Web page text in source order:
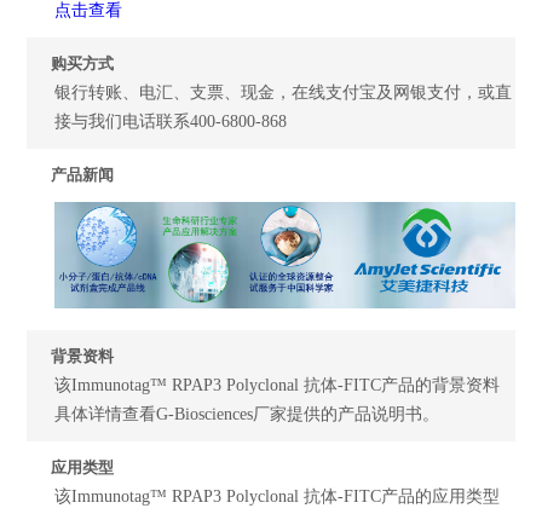
点击查看
购买方式
银行转账、电汇、支票、现金，在线支付宝及网银支付，或直
接与我们电话联系400-6800-868
产品新闻
背景资料
该Immunotag™ RPAP3 Polyclonal 抗体-FITC产品的背景资料
具体详情查看G-Biosciences厂家提供的产品说明书。
应用类型
该Immunotag™ RPAP3 Polyclonal 抗体-FITC产品的应用类型